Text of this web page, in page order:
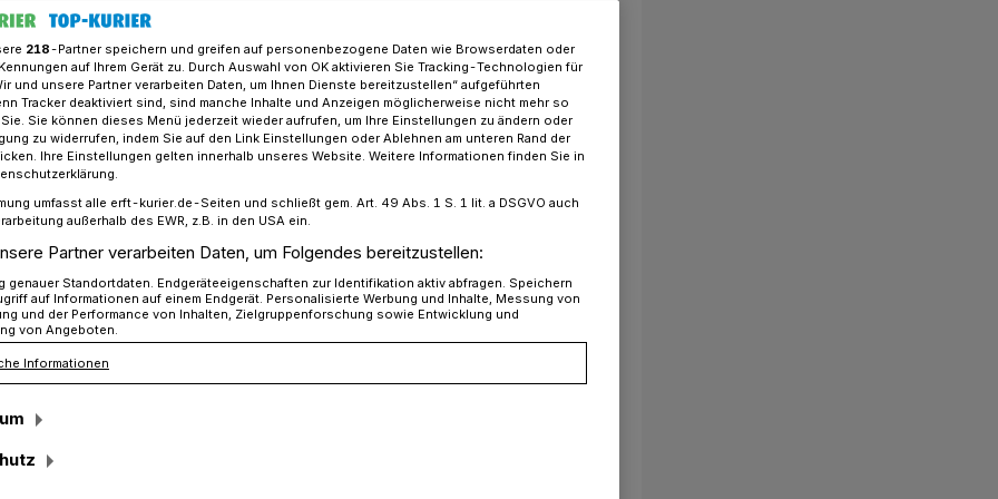
an der Neusser Straße​ eröffnet
Neusser Straße
ge- und
für Menschen mit und ohne
Varius-Betriebsstätte an der Neusser
des Textilservices ist ein erster
218-Partner speichern und greifen auf personenbezogene Daten wie Browserdaten oder
auf Ihrem Gerät zu. Durch Auswahl von OK aktivieren Sie Tracking-Technologien für
und unsere Partner verarbeiten Daten, um Ihnen Dienste bereitzustellen“ aufgeführten
Tracker deaktiviert sind, sind manche Inhalte und Anzeigen möglicherweise nicht mehr so
Sie können dieses Menü jederzeit wieder aufrufen, um Ihre Einstellungen zu ändern oder
zu widerrufen, indem Sie auf den Link Einstellungen oder Ablehnen am unteren Rand der
Ihre Einstellungen gelten innerhalb unseres Website. Weitere Informationen finden Sie in
umfasst alle erft-kurier.de-Seiten und schließt gem. Art. 49 Abs. 1 S. 1 lit. a DSGVO auch
außerhalb des EWR, z.B. in den USA ein.
Partner verarbeiten Daten, um Folgendes bereitzustellen:
genauer Standortdaten. Endgeräteeigenschaften zur Identifikation aktiv abfragen. Speichern
auf Informationen auf einem Endgerät. Personalisierte Werbung und Inhalte, Messung von
und der Performance von Inhalten, Zielgruppenforschung sowie Entwicklung und
von Angeboten.
Informationen